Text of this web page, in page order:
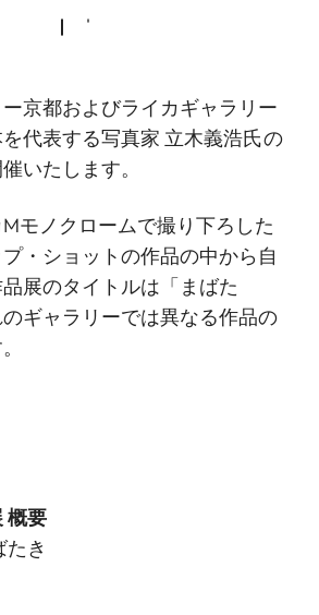
京都およびライカギャラリー
代表する写真家 立木義浩氏の
いたします。
モノクロームで撮り下ろした
・ショットの作品の中から自
展のタイトルは「まばた
ギャラリーでは異なる作品の
概要
たき